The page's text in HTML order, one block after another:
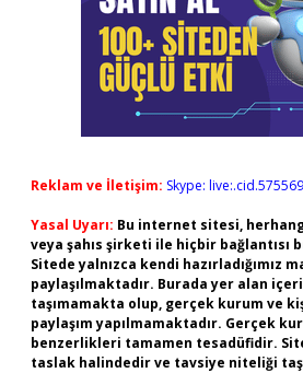
Reklam ve İletişim: Skype:
Yasal Uyarı: Bu internet sitesi,
veya şahıs şirketi ile hiçbir bağlantısı
Sitede yalnızca kendi hazırladığımız
paylaşılmaktadır. Burada yer alan
taşımamakta olup, gerçek kurum ve
paylaşım yapılmamaktadır. Gerçek
benzerlikleri tamamen tesadüfidir.
taslak halindedir ve tavsiye niteliği